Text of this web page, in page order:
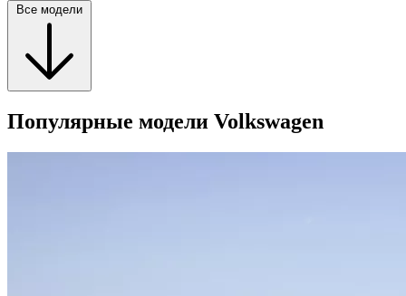
Все модели
Популярные модели Volkswagen